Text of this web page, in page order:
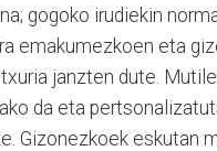
gogoko irudiekin
emakumezkoen eta
janzten dute.
da eta
Gizonezkoek eskutan